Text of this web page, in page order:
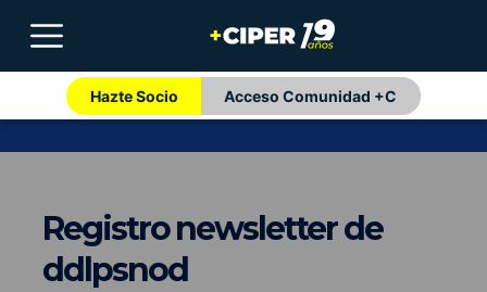
Hazte Socio Acceso Comunidad +C
Registro newsletter de
ddlpsnod